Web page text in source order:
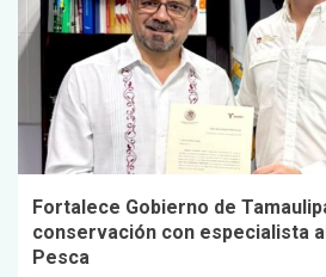
Fortalece Gobierno de
conservación con especialista
Pesca